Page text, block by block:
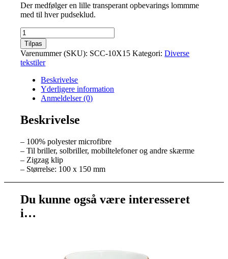
Der medfølger en lille transperant opbevarings lommme
med til hver pudseklud.
Pudseklud
til
briller
m.m.
Lille
antal
Tilpas
Varenummer (SKU): SCC-10X15 Kategori:Diverse
tekstiler
Beskrivelse
Yderligere information
Anmeldelser (0)
Beskrivelse
– 100% polyester microfibre
– Til briller, solbriller, mobiltelefoner og andre skærme
– Zigzag klip
– Størrelse: 100 x 150 mm
Du kunne også være interesseret
i…